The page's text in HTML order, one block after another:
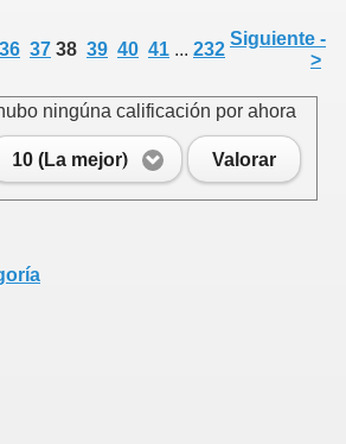
36 37 38 39 40 41 ... 232
Siguiente -
>
ningúna calificación por ahora
10 (La mejor) Valorar